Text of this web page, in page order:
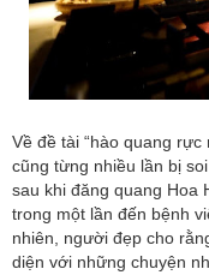
Về đề tài “hào quang rực
cũng từng nhiều lần bị
sau khi đăng quang Hoa
trong một lần đến bệnh
nhiên, người đẹp cho
diện với những chuyện